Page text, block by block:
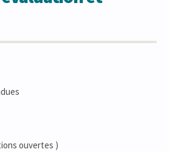
ouvertes )